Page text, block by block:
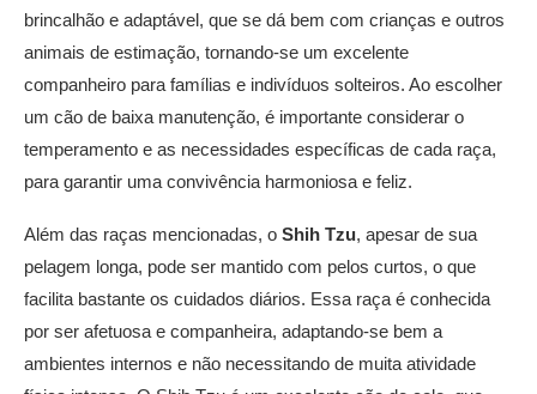
brincalhão e adaptável, que se dá bem com crianças e outros
animais de estimação, tornando-se um excelente
companheiro para famílias e indivíduos solteiros. Ao escolher
um cão de baixa manutenção, é importante considerar o
temperamento e as necessidades específicas de cada raça,
para garantir uma convivência harmoniosa e feliz.
Além das raças mencionadas, o Shih Tzu, apesar de sua
pelagem longa, pode ser mantido com pelos curtos, o que
facilita bastante os cuidados diários. Essa raça é conhecida
por ser afetuosa e companheira, adaptando-se bem a
ambientes internos e não necessitando de muita atividade